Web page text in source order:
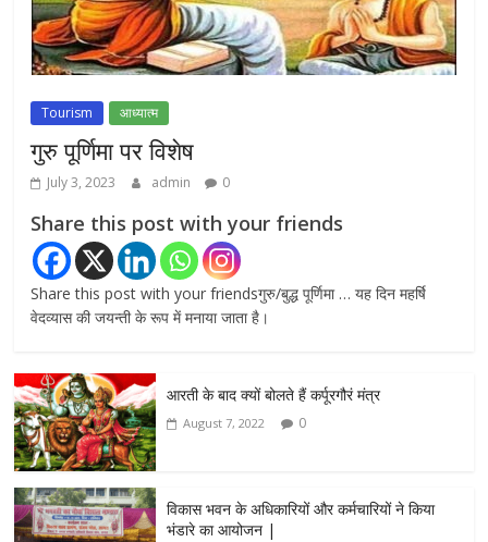
राम जन्मभूमि ट्रस्ट पर भ्रष्टाचार के आरोप: विपक्ष ने
प्रधानमंत्री को लिखा संयुक्त पत्र, स्वतंत्र जांच की
मांग
July 20, 2026 0
Tourism आध्यात्म
गुरु पूर्णिमा पर विशेष
July 3, 2023 admin 0
Share this post with your friends
Share this post with your friendsगुरु/बुद्ध पूर्णिमा … यह दिन महर्षि
वेदव्यास की जयन्ती के रूप में मनाया जाता है।
आरती के बाद क्यों बोलते हैं कर्पूरगौरं मंत्र
August 7, 2022 0
विकास भवन के अधिकारियों और कर्मचारियों ने किया
भंडारे का आयोजन |